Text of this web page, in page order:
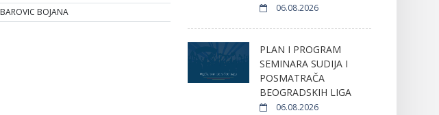
BAROVIC BOJANA 06.08.2026
PLAN I PROGRAM
SEMINARA SUDIJA I
POSMATRAČA
BEOGRADSKIH LIGA
06.08.2026